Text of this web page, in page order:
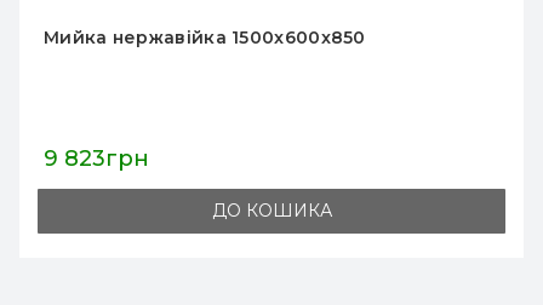
Мийка нержавійка 1500x600x850
9 823грн
ДО КОШИКА